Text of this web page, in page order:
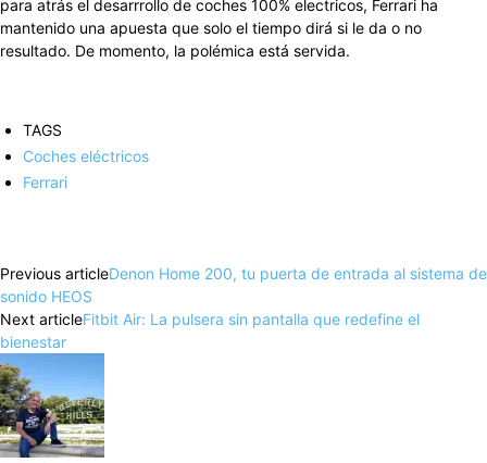
para atrás el desarrrollo de coches 100% electricos, Ferrari ha
mantenido una apuesta que solo el tiempo dirá si le da o no
resultado. De momento, la polémica está servida.
TAGS
Coches eléctricos
Ferrari
Previous articleDenon Home 200, tu puerta de entrada al sistema de
sonido HEOS
Next articleFitbit Air: La pulsera sin pantalla que redefine el
bienestar